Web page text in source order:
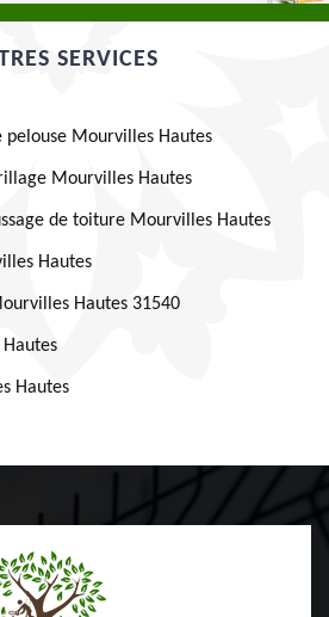
SERVICES
Mourvilles Hautes
Mourvilles Hautes
de toiture Mourvilles Hautes
Hautes
Hautes 31540
Hautes